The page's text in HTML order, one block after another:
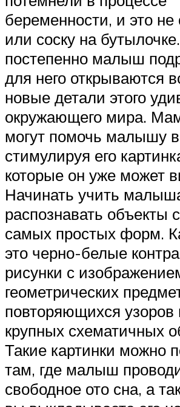
беременности, и это не
или соску на
постепенно малыш
для него открываются
новые детали этого
окружающего мира.
могут помочь малышу
стимулируя его
которые он уже может
Начинать учить
распознавать объекты
самых простых форм.
это черно-белые
рисунки с
геометрических
повторяющихся узоров
крупных схематичных
Такие картинки можно
там, где малыш
свободное ото сна, а